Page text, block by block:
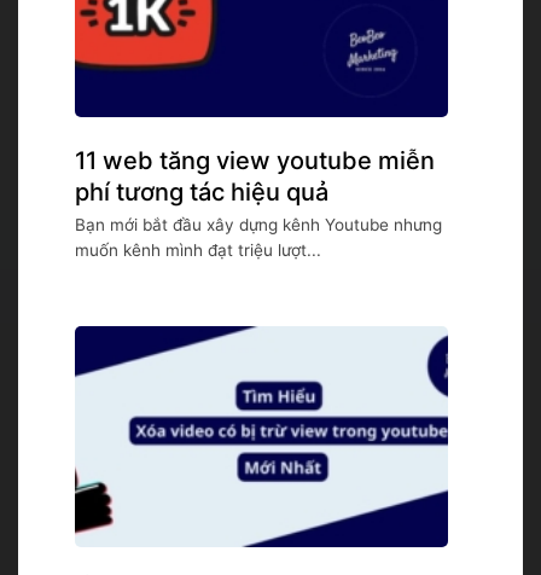
11 web tăng view youtube miễn
phí tương tác hiệu quả
Bạn mới bắt đầu xây dựng kênh Youtube nhưng
muốn kênh mình đạt triệu lượt...